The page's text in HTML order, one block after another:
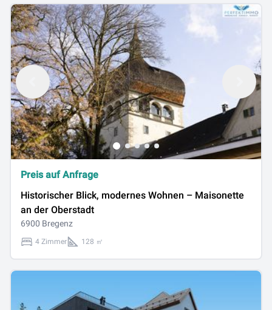
Preis auf Anfrage
Historischer Blick, modernes Wohnen – Maisonette
an der Oberstadt
6900 Bregenz
4 Zimmer 128 ㎡